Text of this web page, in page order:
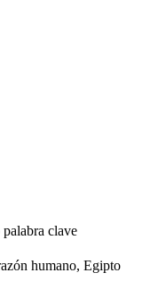
clave
humano, Egipto